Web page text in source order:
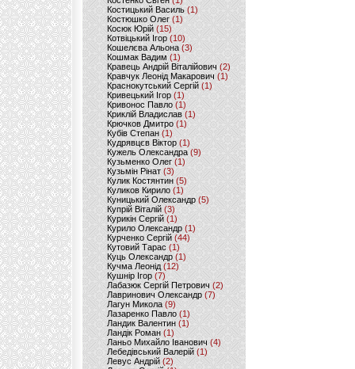
Костицький Василь (1)
Костюшко Олег (1)
Косюк Юрій (15)
Котвіцький Ігор (10)
Кошелєва Альона(3)
Кошмак Вадим (1)
Кравець Андрій Віталійович (2)
Кравчук Леонід Макарович (1)
Краснокутський Сергій (1)
Кривецький Ігор (1)
Кривонос Павло (1)
Криклій Владислав (1)
Крючков Дмитро(1)
Кубів Степан(1)
Кудрявцєв Віктор (1)
Кужель Олександра (9)
Кузьменко Олег (1)
Кузьмін Рінат(3)
Кулик Костянтин(5)
Куликов Кирило (1)
Куницький Олександр (5)
Купрій Віталій (3)
Курикін Сергій(1)
Курило Олександр (1)
Курченко Сергій (44)
Кутовий Тарас (1)
Куць Олександр (1)
Кучма Леонід (12)
Кушнір Ігор(7)
Лабазюк Сергій Петрович (2)
Лавринович Олександр(7)
Лагун Микола(9)
Лазаренко Павло (1)
Ландик Валентин (1)
Ландік Роман (1)
Ланьо Михайло Іванович(4)
Лебедівський Валерій(1)
Левус Андрій(2)